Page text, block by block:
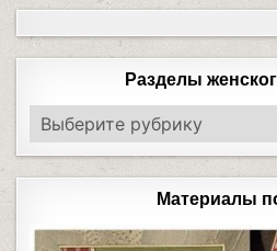
Разделы
Материалы